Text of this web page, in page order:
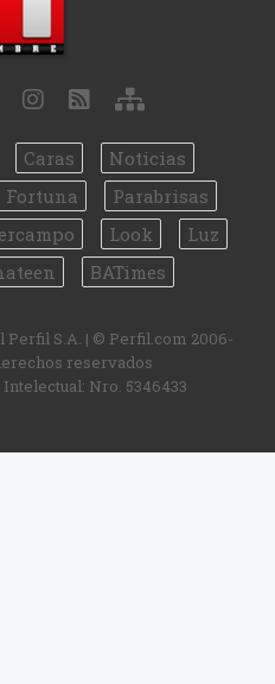
Caras
Noticias
Fortuna
Parabrisas
Look
Luz
BATimes
Perfil S.A. | © Perfil.com 2006-
reservados
Nro. 5346433